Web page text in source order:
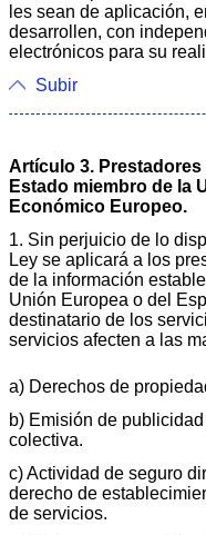
les sean de aplicación,
desarrollen, con
electrónicos para su
Subir
Artículo 3.
Estado miembro de la
Económico Europeo.
1. Sin perjuicio de lo
Ley se aplicará a los
de la información
Unión Europea o del
destinatario de los
servicios afecten a las
a) Derechos de
b) Emisión de
colectiva.
c) Actividad de seguro
derecho de
de servicios.